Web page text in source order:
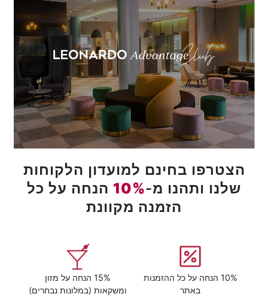
הצטרפו בחינם למועדון הלקוחות
שלנו ותהנו מ-10% הנחה על כל
הזמנה מקוונת
10% הנחה על כל ההזמנות
באתר
15% הנחה על מזון
ומשקאות (במלונות נבחרים)